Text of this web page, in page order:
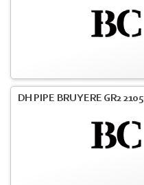
DH PIPE BRUYERE GR2 2105